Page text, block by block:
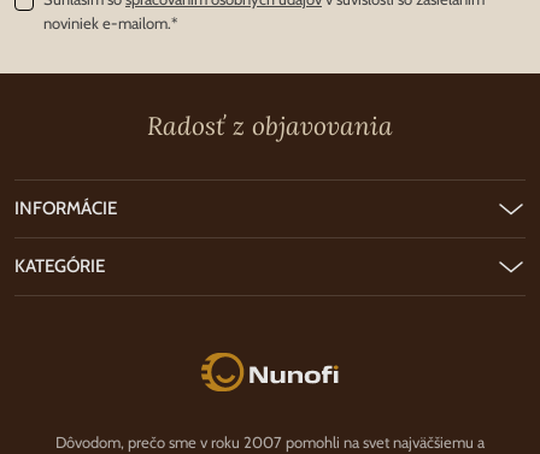
noviniek e-mailom.*
Radosť z objavovania
Nunofi.sk
Dôvodom, prečo sme v roku 2007 pomohli na svet najväčšiemu a
INFORMÁCIE
KATEGÓRIE